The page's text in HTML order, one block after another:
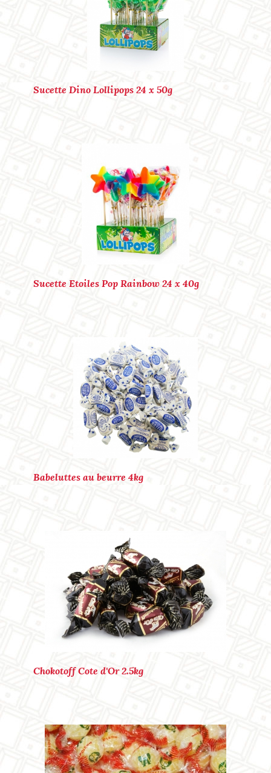
Sucette Dino Lollipops 24 x 50g
Sucette Etoiles Pop Rainbow 24 x 40g
Marque : LOLLIPOPS
Babeluttes au beurre 4kg
Marque : BABELUTTES
Chokotoff Cote d'Or 2.5kg
Marque : COTE D'OR
Marque : LEMPUR
Ref. : P30104